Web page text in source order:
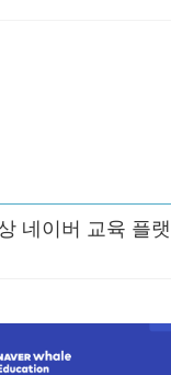
네이버 교육 플